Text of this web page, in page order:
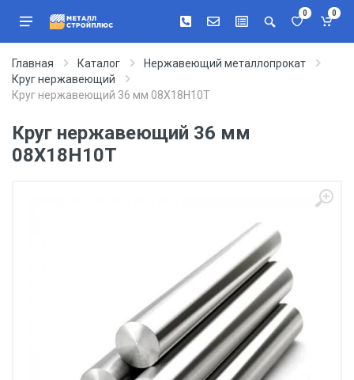
0 0
Главная Каталог
Нержавеющий металлопрокат
Круг нержавеющий
Круг нержавеющий 36 мм 08Х18Н10Т
Круг нержавеющий 36 мм
08Х18Н10Т